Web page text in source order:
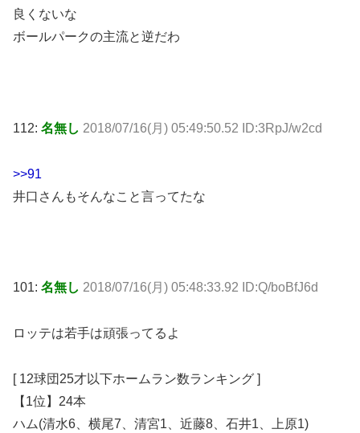
良くないな
ボールパークの主流と逆だわ
112: 名無し 2018/07/16(月) 05:49:50.52 ID:3RpJ/w2cd
>>91
井口さんもそんなこと言ってたな
101: 名無し 2018/07/16(月) 05:48:33.92 ID:Q/boBfJ6d
ロッテは若手は頑張ってるよ
[ 12球団25才以下ホームラン数ランキング ]
【1位】24本
ハム(清水6、横尾7、清宮1、近藤8、石井1、上原1)